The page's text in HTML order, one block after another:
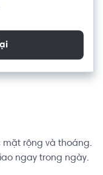
rộng và thoáng.
ngay trong ngày.